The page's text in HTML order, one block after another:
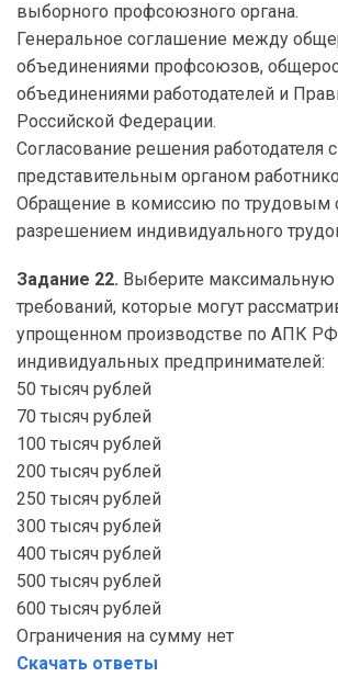
выборного профсоюзного органа.
Генеральное соглашение между
объединениями профсоюзов,
объединениями работодателей и
Российской Федерации.
Согласование решения работодателя с
представительным органом
Обращение в комиссию по трудовым
разрешением индивидуального
Задание 22. Выберите
требований, которые могут
упрощенном производстве по АПК
индивидуальных предпринимателей:
50 тысяч рублей
70 тысяч рублей
100 тысяч рублей
200 тысяч рублей
250 тысяч рублей
300 тысяч рублей
400 тысяч рублей
500 тысяч рублей
600 тысяч рублей
Ограничения на сумму нет
Скачать ответы